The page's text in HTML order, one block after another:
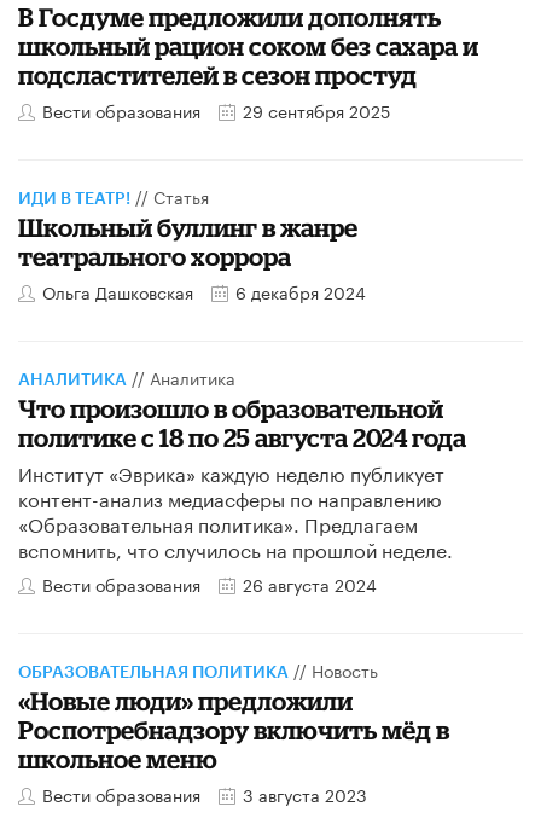
В Госдуме предложили дополнять
школьный рацион соком без сахара и
подсластителей в сезон простуд
Вести образования 29 сентября 2025
ИДИ В ТЕАТР! // Статья
Школьный буллинг в жанре
театрального хоррора
Ольга Дашковская 6 декабря 2024
АНАЛИТИКА // Аналитика
Что произошло в образовательной
политике с 18 по 25 августа 2024 года
Институт «Эврика» каждую неделю публикует
контент-анализ медиасферы по направлению
«Образовательная политика». Предлагаем
вспомнить, что случилось на прошлой неделе.
Вести образования 26 августа 2024
ОБРАЗОВАТЕЛЬНАЯ ПОЛИТИКА // Новость
«Новые люди» предложили
Роспотребнадзору включить мёд в
школьное меню
Вести образования 3 августа 2023